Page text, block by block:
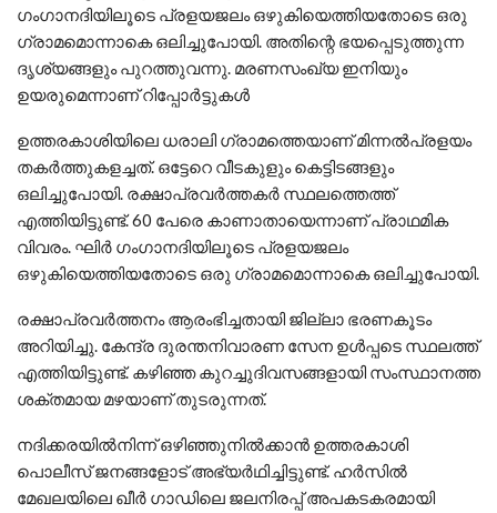
ഗംഗാനദിയിലൂടെ പ്രളയജലം ഒഴുകിയെത്തിയതോടെ ഒരു
ഗ്രാമമൊന്നാകെ ഒലിച്ചുപോയി. അതിന്റെ ഭയപ്പെടുത്തുന്ന
ദൃശ്യങ്ങളും പുറത്തുവന്നു. മരണസംഖ്യ ഇനിയും
ഉയരുമെന്നാണ് റിപ്പോര്‍ട്ടുകള്‍
ഉത്തരകാശിയിലെ ധരാലി ഗ്രാമത്തെയാണ് മിന്നല്‍പ്രളയം
തകര്‍ത്തുകളച്ചത്. ഒട്ടേറെ വീടകുളും കെട്ടിടങ്ങളും
ഒലിച്ചുപോയി. രക്ഷാപ്രവര്‍ത്തകര്‍ സ്ഥലത്തെത്ത്
എത്തിയിട്ടുണ്ട്. 60 പേരെ കാണാതായെന്നാണ് പ്രാഥമിക
വിവരം. ഘിര്‍ ഗംഗാനദിയിലൂടെ പ്രളയജലം
ഒഴുകിയെത്തിയതോടെ ഒരു ഗ്രാമമൊന്നാകെ ഒലിച്ചുപോയി.
രക്ഷാപ്രവര്‍ത്തനം ആരംഭിച്ചതായി ജില്ലാ ഭരണകൂടം
അറിയിച്ചു. കേന്ദ്ര ദുരന്തനിവാരണ സേന ഉള്‍പ്പടെ സ്ഥലത്ത്
എത്തിയിട്ടുണ്ട്. കഴിഞ്ഞ കുറച്ചുദിവസങ്ങളായി സംസ്ഥാനത്ത
ശക്തമായ മഴയാണ് തുടരുന്നത്.
നദിക്കരയില്‍നിന്ന് ഒഴിഞ്ഞുനില്‍ക്കാന്‍ ഉത്തരകാശി
പൊലീസ് ജനങ്ങളോട് അഭ്യര്‍ഥിച്ചിട്ടുണ്ട്. ഹര്‍സില്‍
മേഖലയിലെ ഖീര്‍ ഗാഡിലെ ജലനിരപ്പ് അപകടകരമായി